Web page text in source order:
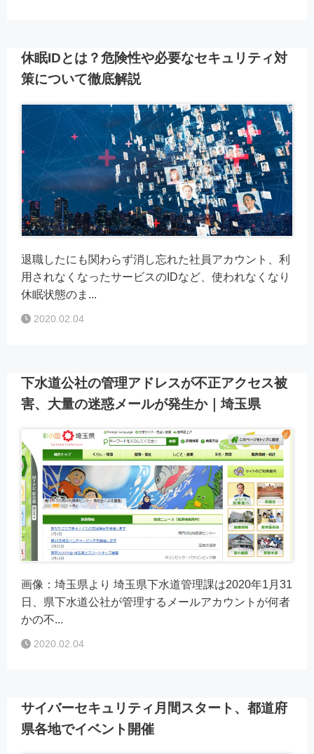
休眠IDとは？危険性や必要なセキュリティ対
策について徹底解説
退職したにも関わらず消し忘れた社員アカウント、利
用されなくなったサービスのIDなど、使われなくなり
休眠状態のま...
2020.02.04
下水道公社の管理アドレスが不正アクセス被
害、大量の迷惑メールが発生か｜埼玉県
画像：埼玉県より 埼玉県下水道管理課は2020年1月31
日、県下水道公社が管理するメールアカウントが何者
かの不...
2020.02.04
サイバーセキュリティ月間スタート、都道府
県各地でイベント開催